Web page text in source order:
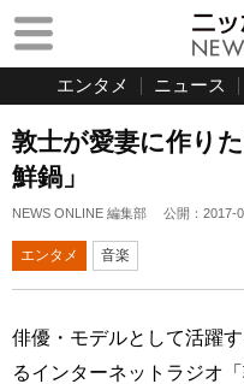
エンタメ ニュース
敦士が愛妻に作り
鮮鍋」
NEWS ONLINE 編集部 公開： 2017-
エンタメ 音楽
俳優・モデルとして活躍
るインターネットラジオ